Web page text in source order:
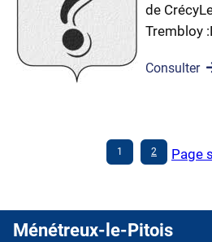
de
Trembloy
Consulter
1 2 Page
Ménétreux-le-Pitois